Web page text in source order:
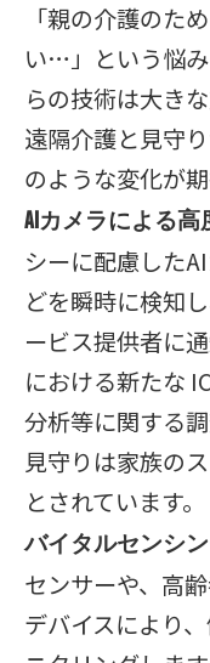
「親の介護のた
い…」という悩
らの技術は大き
遠隔介護と見守
のような変化が期
AIカメラによる
シーに配慮した
どを瞬時に検知
ービス提供者に
における新たな
分析等に関する
見守りは家族の
とされています。
バイタルセンシ
センサーや、高
デバイスにより